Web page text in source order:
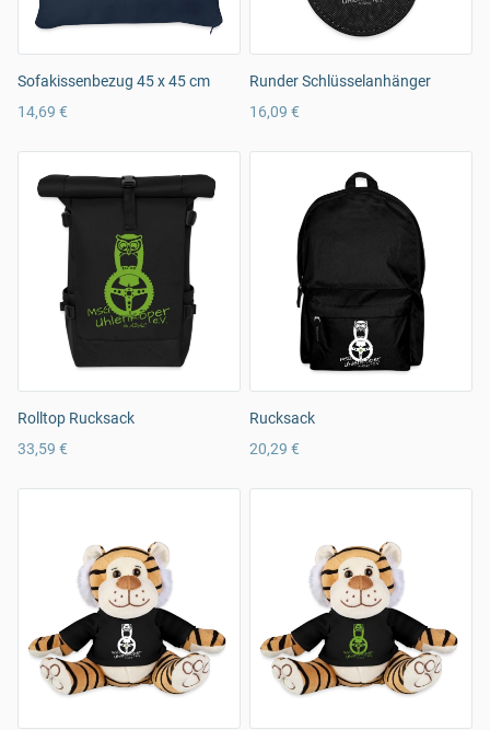
Sofakissenbezug 45 x 45 cm
14,69 €
Runder Schlüsselanhänger
16,09 €
Rolltop Rucksack
33,59 €
Rucksack
20,29 €